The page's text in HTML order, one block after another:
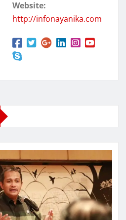
Website:
http://infonayanika.com